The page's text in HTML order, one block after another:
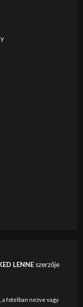
LENNEszerzője
fotelban nezve vagy